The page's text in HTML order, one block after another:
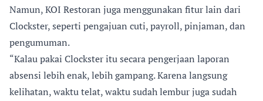
Namun, KOI Restoran juga menggunakan fitur lain dari
Clockster, seperti pengajuan cuti, payroll, pinjaman, dan
pengumuman.
“Kalau pakai Clockster itu secara pengerjaan laporan
absensi lebih enak, lebih gampang. Karena langsung
kelihatan, waktu telat, waktu sudah lembur juga sudah